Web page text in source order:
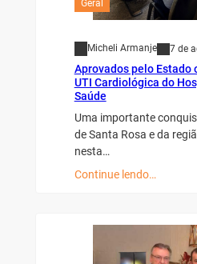
Geral
Micheli Armanje 7 de
Aprovados pelo Estado
UTI Cardiológica do
Saúde
Uma importante
de Santa Rosa e da
nesta…
Continue lendo…